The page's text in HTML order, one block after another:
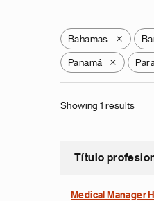
Bahamas X
Panamá X
Showing 1 results
Título
Medical Manager